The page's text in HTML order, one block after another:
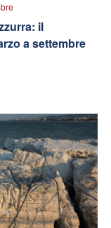
il
a settembre